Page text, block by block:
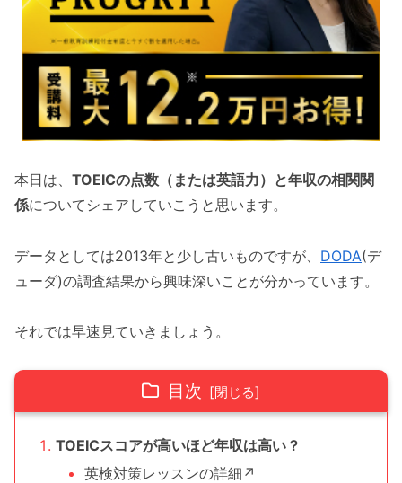
本日は、 TOEICの点数（または英語力）と年収の相関関
係についてシェアしていこうと思います。
データとしては2013年と少し古いものですが、 DODA(デ
ューダ)の調査結果から興味深いことが分かっています。
それでは早速見ていきましょう。
目次
TOEICスコアが高いほど年収は高い？
英検対策レッスンの詳細↗